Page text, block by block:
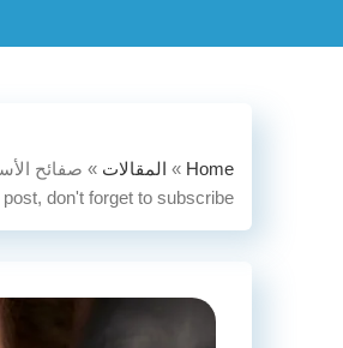
Home
» المقالات » صفائح
don't forget to subscribe!